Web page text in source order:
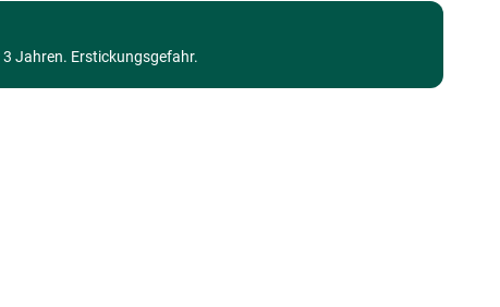
Puzzle für Erwachsene (500 bis 48000 Teile)
Jahren. Erstickungsgefahr.